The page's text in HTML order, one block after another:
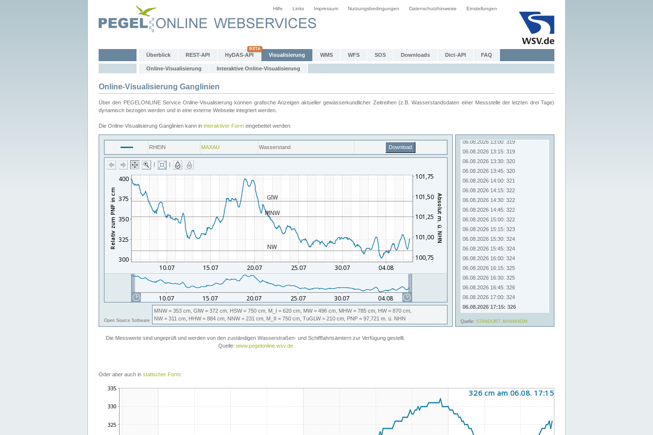
Hilfe Links Impressum Nutzungsbedingungen Datenschutzhinweise Einstellungen
Überblick REST-API HyDAS-API Visualisierung WMS WFS SOS Downloads Dict-API FAQ
Online-Visualisierung Interaktive Online-Visualisierung
Online-Visualisierung Ganglinien
Über den PEGELONLINE Service Online-Visualisierung können grafische Anzeigen aktueller gewässerkundlicher Zeitreihen (z.B. Wasserstandsdaten einer Messstelle der letzten drei Tage)
dynamisch bezogen werden und in eine externe Webseite integriert werden.
Die Online-Visualisierung Ganglinien kann in interaktiver Form eingebettet werden:
Oder aber auch in statischer Form: